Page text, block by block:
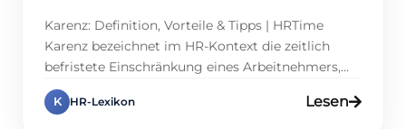
Karenz: Definition, Vorteile & Tipps | HRTime
Karenz bezeichnet im HR-Kontext die zeitlich
befristete Einschränkung eines Arbeitnehmers,
nach einem Beschäftigungsverhältnis bestimmte
Tätigkeiten auszuüben. Meist tritt ein
K HR-Lexikon Lesen